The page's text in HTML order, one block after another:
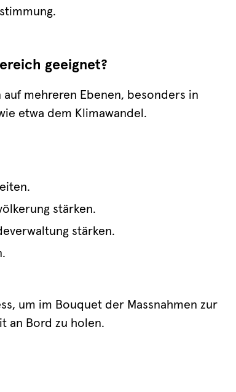
geeignet?
mehreren Ebenen, besonders in
etwa dem Klimawandel.
stärken.
stärken.
um im Bouquet der Massnahmen zur
an Bord zu holen.